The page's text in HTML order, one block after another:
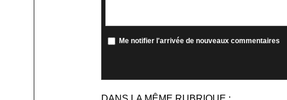
Me notifier l'arrivée de nouveaux commentaires